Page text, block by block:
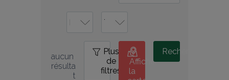
aucun
résulta
t
Plus
de
filtres
Afficher
la
Rechercher